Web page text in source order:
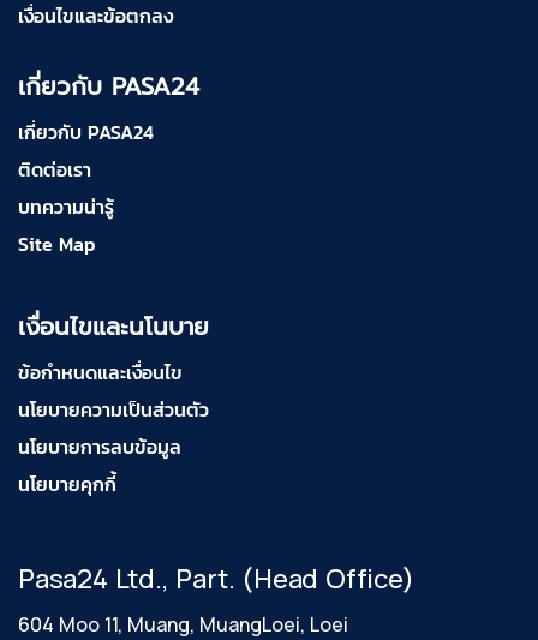
เงื่อนไขและข้อตกลง
เกี่ยวกับ PASA24
เกี่ยวกับ PASA24
ติดต่อเรา
บทความน่ารู้
Site Map
เงื่อนไขและนโนบาย
ข้อกำหนดและเงื่อนไข
นโยบายความเป็นส่วนตัว
นโยบายการลบข้อมูล
นโยบายคุกกี้
Pasa24 Ltd., Part. (Head Office)
604 Moo 11, Muang, MuangLoei, Loei